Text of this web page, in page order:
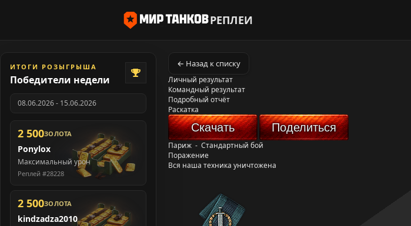
РЕПЛЕИ
ИТОГИ РОЗЫГРЫША
Победители недели
08.06.2026 - 15.06.2026
2 500ЗОЛОТА
Ponylox
Максимальный урон
Реплей #28228
2 500ЗОЛОТА
kindzadza2010
← Назад к списку
Личный результат
Командный результат
Подробный отчёт
Раскатка
Скачать Поделиться
Париж - Стандартный бой
Поражение
Вся наша техника уничтожена